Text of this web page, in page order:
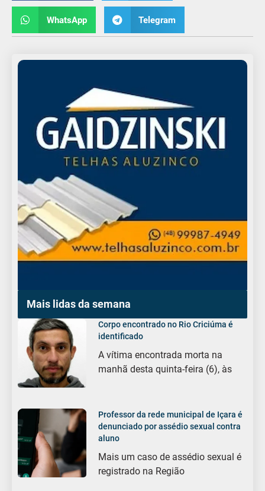
WhatsApp Telegram
Mais lidas da semana
Corpo encontrado no Rio Criciúma é
identificado
A vítima encontrada morta na
manhã desta quinta-feira (6), às
Professor da rede municipal de Içara é
denunciado por assédio sexual contra
aluno
Mais um caso de assédio sexual é
registrado na Região